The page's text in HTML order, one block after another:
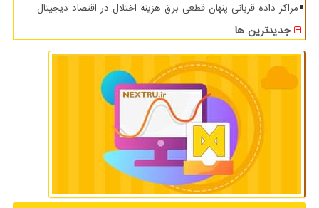
مراکز داده قربانی پنهان قطعی برق هزینه اختلال در اقتصاد دیجیتال
جدیدترین ها